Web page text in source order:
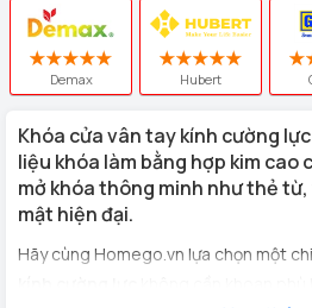
Demax Hubert
Khóa cửa vân tay kính cường
liệu khóa làm bằng hợp kim cao
mở khóa thông minh như thẻ
mật hiện đại.
Hãy cùng Homego.vn lựa chọn một